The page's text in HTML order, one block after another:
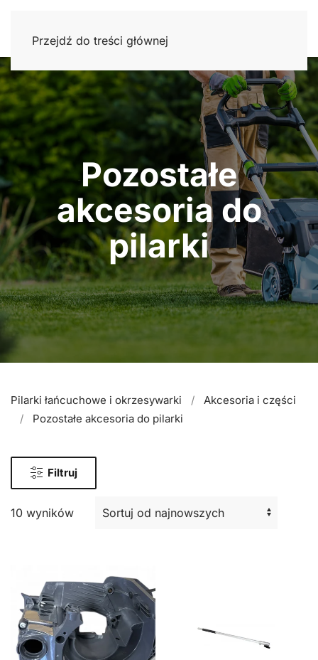
Przejdź do treści głównej
Pozostałe
akcesoria do
pilarki
Pilarki łańcuchowe i okrzesywarki
Akcesoria i części
Pozostałe akcesoria do pilarki
Filtruj
10 wyników